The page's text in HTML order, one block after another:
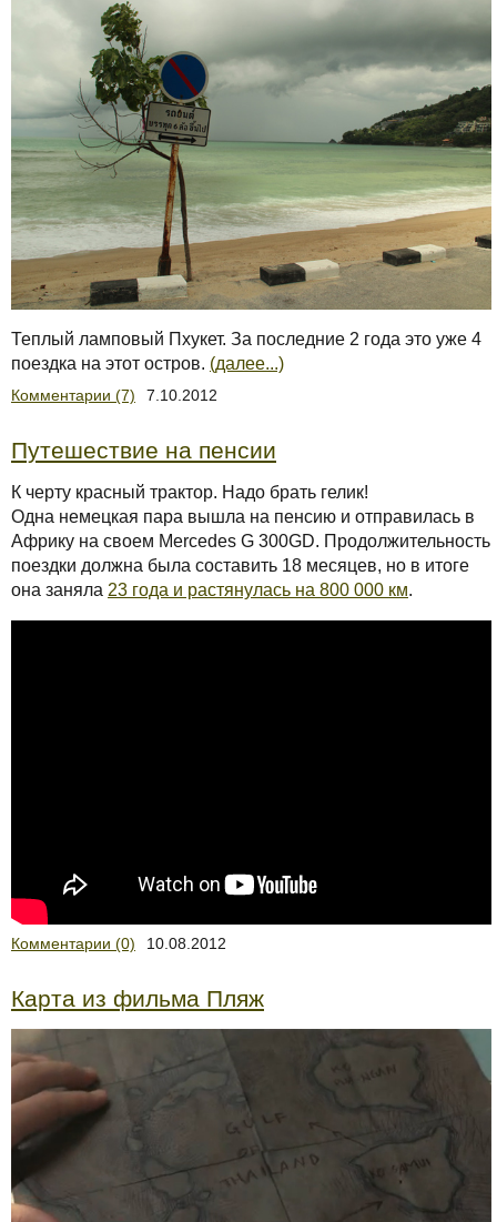
Теплый ламповый Пхукет. За последние 2 года это уже 4
поездка на этот остров. (далее...)
Комментарии (7) 7.10.2012
Путешествие на пенсии
К черту красный трактор. Надо брать гелик!
Одна немецкая пара вышла на пенсию и отправилась в
Африку на своем Mercedes G 300GD. Продолжительность
поездки должна была составить 18 месяцев, но в итоге
она заняла 23 года и растянулась на 800 000 км.
Комментарии (0) 10.08.2012
Карта из фильма Пляж